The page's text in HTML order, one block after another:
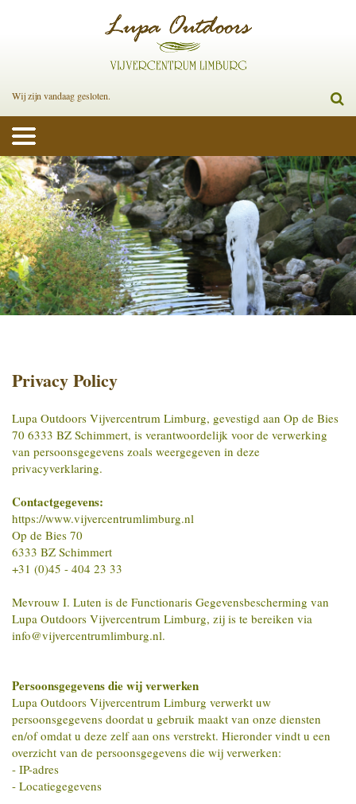
Wij zijn vandaag gesloten.
Privacy Policy
Lupa Outdoors Vijvercentrum Limburg, gevestigd aan Op de Bies
70 6333 BZ Schimmert, is verantwoordelijk voor de verwerking
van persoonsgegevens zoals weergegeven in deze
privacyverklaring.
Contactgegevens:
https://www.vijvercentrumlimburg.nl
Op de Bies 70
6333 BZ Schimmert
+31 (0)45 - 404 23 33
Mevrouw I. Luten is de Functionaris Gegevensbescherming van
Lupa Outdoors Vijvercentrum Limburg, zij is te bereiken via
info@vijvercentrumlimburg.nl.
Persoonsgegevens die wij verwerken
Lupa Outdoors Vijvercentrum Limburg verwerkt uw
persoonsgegevens doordat u gebruik maakt van onze diensten
en/of omdat u deze zelf aan ons verstrekt. Hieronder vindt u een
overzicht van de persoonsgegevens die wij verwerken:
- IP-adres
- Locatiegegevens